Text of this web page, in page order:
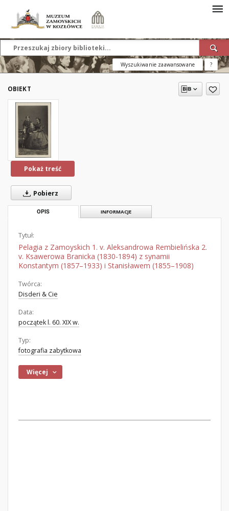
Wyszukiwanie zaawansowane ?
OBIEKT
Pokaż treść
Pobierz
OPIS INFORMACJE
Tytuł:
Pelagia z Zamoyskich 1. v. Aleksandrowa Rembielińska 2.
v. Ksawerowa Branicka (1830-1894) z synamii
Konstantym (1857–1933) i Stanisławem (1855–1908)
Twórca:
Disderi & Cie
Data:
początek l. 60. XIX w.
Typ:
fotografia zabytkowa
Więcej